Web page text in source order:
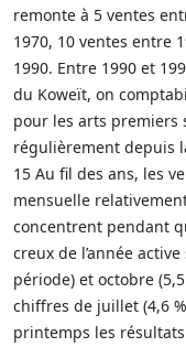
remonte à 5 ventes
1970, 10 ventes entre
1990. Entre 1990 et
du Koweït, on
pour les arts premiers
régulièrement depuis
15 Au fil des ans, les
mensuelle
concentrent pendant
creux de l’année
période) et octobre
chiffres de juillet (4,6
printemps les